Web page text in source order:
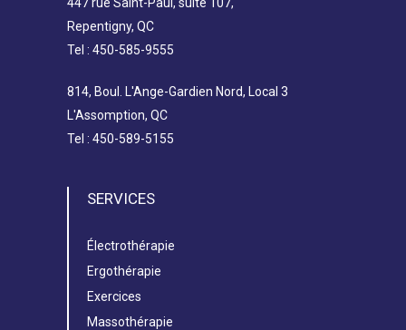
Repentigny, QC
Tel : 450-585-9555
814, Boul. L'Ange-Gardien Nord, Local 3
L'Assomption, QC
Tel : 450-589-5155
SERVICES
Électrothérapie
Ergothérapie
Exercices
Massothérapie